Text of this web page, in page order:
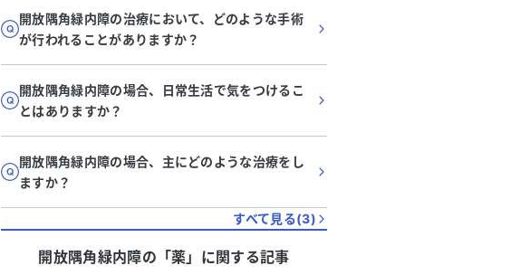
開放隅角緑内障の治療において、どのような手術
が行われることがありますか？
開放隅角緑内障の場合、日常生活で気をつけるこ
とはありますか？
開放隅角緑内障の場合、主にどのような治療をし
ますか？
すべて見る(3)
開放隅角緑内障の「薬」に関する記事